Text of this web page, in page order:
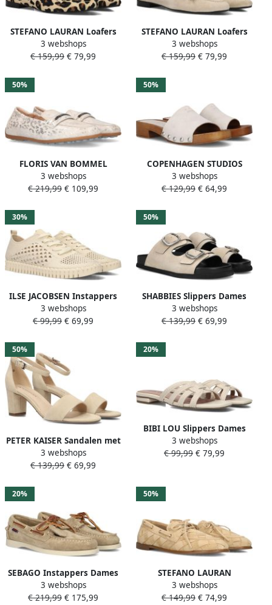
STEFANO LAURAN Loafers
Dames 4660 Maat: 38 5
Materiaal: Ponyhair Kleur:
3 webshops
€ 159,99 € 79,99
STEFANO LAURAN Loafers
Dames 4660 Maat: 38
Materiaal: Suède Kleur:
3 webshops
€ 159,99 € 79,99
50%
FLORIS VAN BOMMEL
Loafers Dames Sfw-40039
Sitti Maat: 38 Materiaal:
3 webshops
€ 219,99 € 109,99
50%
COPENHAGEN STUDIOS
Muiltjes Dames Cph798
Maat: 37 Materiaal: Suède
3 webshops
€ 129,99 € 64,99
30%
ILSE JACOBSEN Instappers
Dames Tulip4275 Maat: 40
Materiaal: Textiel Kleur:
3 webshops
€ 99,99 € 69,99
50%
SHABBIES Slippers Dames
Inga Buckles S Maat: 36
Materiaal: Suède Kleur:
3 webshops
€ 139,99 € 69,99
50%
PETER KAISER Sandalen met
Hak Dames 78340 Maat: 39
Materiaal: Leer Kleur: Beige
3 webshops
€ 139,99 € 69,99
20%
BIBI LOU Slippers Dames
877z94hg Maat: 40
Materiaal: Textiel Kleur:
3 webshops
€ 99,99 € 79,99
20%
SEBAGO Instappers Dames
Portland Maat: 40
Materiaal: Suède Kleur:
3 webshops
€ 219,99 € 175,99
50%
STEFANO LAURAN
Mocassins Dames Y24016.1
Maat: 43 Materiaal: Suède
3 webshops
€ 149,99 € 74,99